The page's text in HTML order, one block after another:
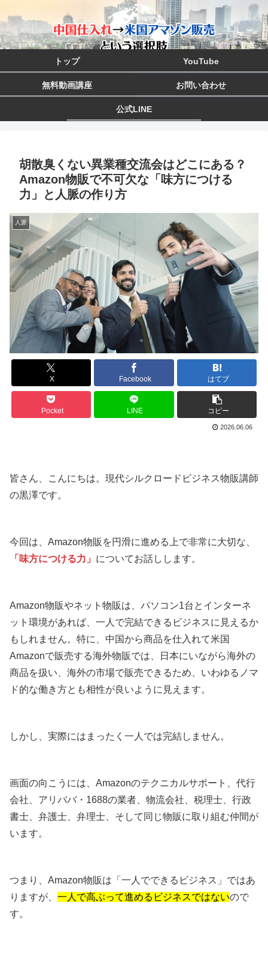
トップ YouTube
無料動画講座 お問い合わせ
公式LINE
胡散臭くない異業種交流会はどこにある？
Amazon物販で不可欠な「味方につける
力」と人脈の作り方
人脈
X Facebook はてブ
Pocket LINE コピー
2026.06.06
皆さん、こんにちは。現代シルクロードビジネス物販講師
の黒澤です。
今回は、Amazon物販を円滑に進める上で非常に大切な、
「味方につける力」 についてお話しします。
Amazon物販やネット物販は、パソコン1台とインターネ
ット環境があれば、一人で完結できるビジネスに見えるか
もしれません。特に、中国から商品を仕入れて米国
Amazonで販売する海外物販では、日本にいながら海外の
商品を扱い、海外の市場で販売できるため、いわゆるノマ
ド的な働き方とも相性が良いように見えます。
しかし、実際にはまったく一人では完結しません。
画面の向こうには、Amazonのテクニカルサポート、代行
会社、アリババ・1688の業者、物流会社、税理士、行政
書士、弁護士、弁理士、そして同じ物販に取り組む仲間が
います。
つまり、Amazon物販は「一人でできるビジネス」ではあ
りますが、 一人で高ぶって進めるビジネスではないので
す。